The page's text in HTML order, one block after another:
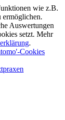
wie z.B.
ermöglichen.
Auswertungen
setzt. Mehr
.
Cookies